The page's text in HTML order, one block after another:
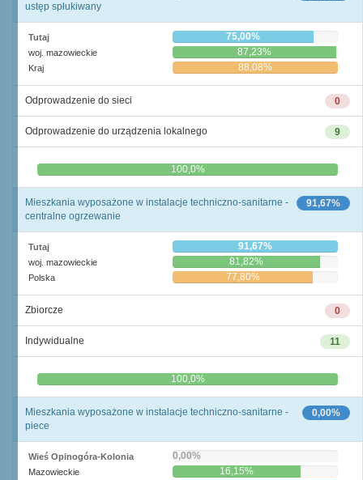
ustęp spłukiwany
Tutaj 75,00%
woj. mazowieckie 87,23%
Kraj 88,08%
0
Odprowadzenie do sieci
9
Odprowadzenie do urządzenia lokalnego
0,0% 100,0%
91,67%
Mieszkania wyposażone w instalacje techniczno-sanitarne -
centralne ogrzewanie
Tutaj 91,67%
woj. mazowieckie 81,82%
Polska 77,80%
0
Zbiorcze
11
Indywidualne
0,0% 100,0%
0,00%
Mieszkania wyposażone w instalacje techniczno-sanitarne -
piece
Wieś Opinogóra-Kolonia 0,00%
Mazowieckie 16,15%